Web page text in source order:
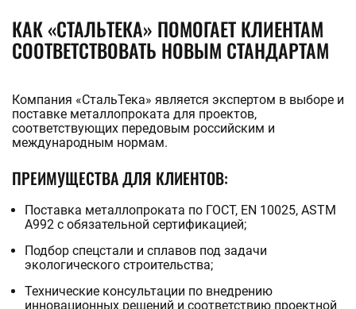
КАК «СТАЛЬТЕКА» ПОМОГАЕТ КЛИЕНТАМ
СООТВЕТСТВОВАТЬ НОВЫМ СТАНДАРТАМ
Компания «СтальТека» является экспертом в выборе и
поставке металлопроката для проектов,
соответствующих передовым российским и
международным нормам.
ПРЕИМУЩЕСТВА ДЛЯ КЛИЕНТОВ:
Поставка металлопроката по ГОСТ, EN 10025, ASTM
A992 с обязательной сертификацией;
Подбор спецстали и сплавов под задачи
экологического строительства;
Технические консультации по внедрению
инновационных решений и соответствию проектной